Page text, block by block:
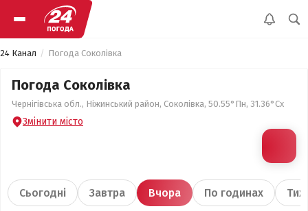
24 Канал Погода Соколівка
Погода Соколівка
Чернігівська обл., Ніжинський район, Соколівка, 50.55°Пн, 31.36°Сх
Змінити місто
Сьогодні Завтра Вчора По годинах